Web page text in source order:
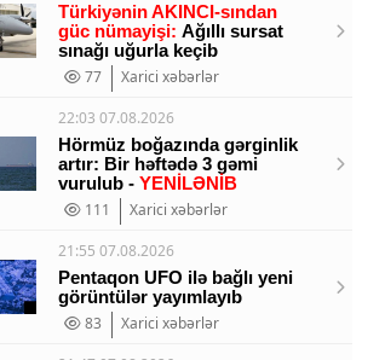
Türkiyənin AKINCI-sından
güc nümayişi: Ağıllı sursat
sınağı uğurla keçib
77
Xarici xəbərlər
22:03 07.08.2026
Hörmüz boğazında gərginlik
artır: Bir həftədə 3 gəmi
vurulub - YENİLƏNİB
111
Xarici xəbərlər
21:55 07.08.2026
Pentaqon UFO ilə bağlı yeni
görüntülər yayımlayıb
83
Xarici xəbərlər